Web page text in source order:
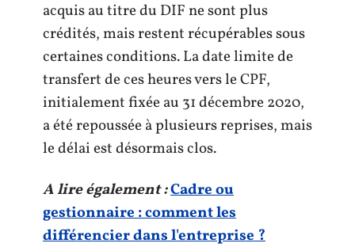
acquis au titre du DIF ne sont plus
crédités, mais restent récupérables sous
certaines conditions. La date limite de
transfert de ces heures vers le CPF,
initialement fixée au 31 décembre 2020,
a été repoussée à plusieurs reprises, mais
le délai est désormais clos.
A lire également :Cadre ou
gestionnaire : comment les
différencier dans l'entreprise ?